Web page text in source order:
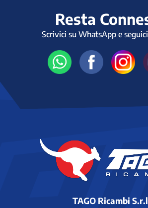
Resta
Scrivici su WhatsApp e
TAGO Ricambi